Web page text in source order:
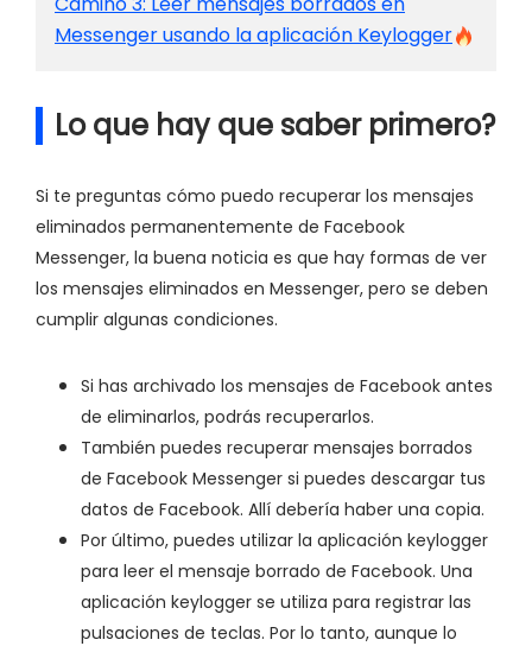
Messenger usando la aplicación Keylogger
Lo que hay que saber primero?
Si te preguntas cómo puedo recuperar los mensajes
eliminados permanentemente de Facebook
Messenger, la buena noticia es que hay formas de ver
los mensajes eliminados en Messenger, pero se deben
cumplir algunas condiciones.
Si has archivado los mensajes de Facebook antes
de eliminarlos, podrás recuperarlos.
También puedes recuperar mensajes borrados
de Facebook Messenger si puedes descargar tus
datos de Facebook. Allí debería haber una copia.
Por último, puedes utilizar la aplicación keylogger
para leer el mensaje borrado de Facebook. Una
aplicación keylogger se utiliza para registrar las
pulsaciones de teclas. Por lo tanto, aunque lo